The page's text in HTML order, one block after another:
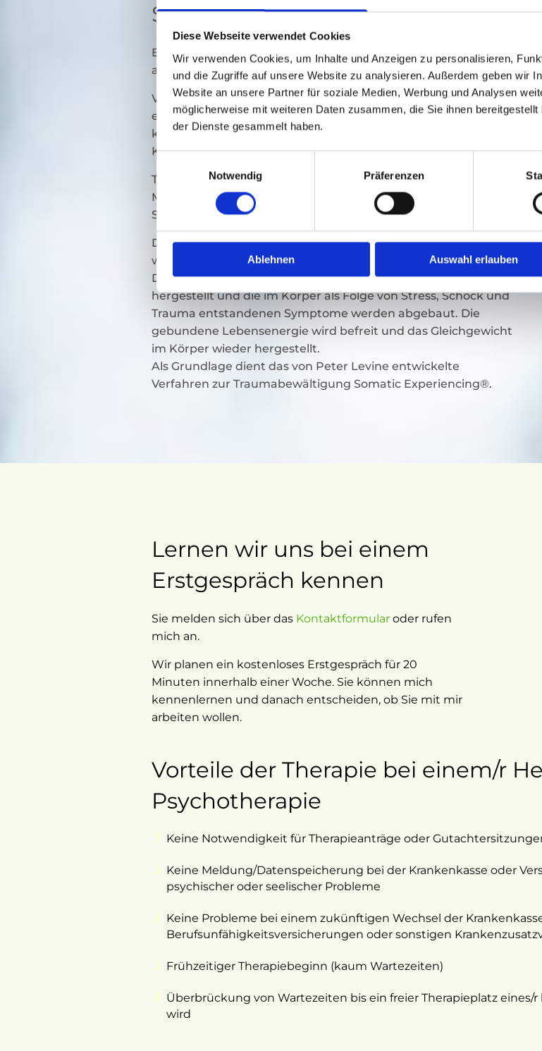
Diese Webseite verwendet Cookies
Wir verwenden Cookies, um Inhalte und Anzeigen zu personalisieren,
und die Zugriffe auf unsere Website zu analysieren. Außerdem geben wir
Website an unsere Partner für soziale Medien, Werbung und Analysen
möglicherweise mit weiteren Daten zusammen, die Sie ihnen
der Dienste gesammelt haben.
Notwendig
Präferenzen
Ablehnen Auswahl erlauben
SOMATIC EXPERIENCING® (SE)
Ein Trauma kann durch ein Ereignis in der Vergangenheit
ausgelöst worden sein, wie z.B.:
Verkehrsunfall, Sturz, Operation oder schwere Krankheit,
emotionale Verletzung, Verlust eines Menschen, seelischer oder
körperlicher Missbrauch, Vernachlässigung, Schock oder
Kriegserfahrung usw.
Traumatische Erfahrungen stecken im Nervensystem des
Menschen und nicht in dem Ereignis selbst. Körper, Geist und
Seele werden beeinträchtigt und die Lebensenergie erstarrt.
Die nicht verarbeiteten Anspannungen im Nervensystem
werden durch Somatic Experiencing® behutsam aufgedeckt.
Die natürliche Selbstregulation im Nervensystem wird wieder
hergestellt und die im Körper als Folge von Stress, Schock und
Trauma entstandenen Symptome werden abgebaut. Die
gebundene Lebensenergie wird befreit und das Gleichgewicht
im Körper wieder hergestellt.
Als Grundlage dient das von Peter Levine entwickelte
Verfahren zur Traumabewältigung Somatic Experiencing®.
Lernen wir uns bei einem
Erstgespräch kennen
Sie melden sich über das Kontaktformular oder rufen
mich an.
Wir planen ein kostenloses Erstgespräch für 20
Minuten innerhalb einer Woche. Sie können mich
kennenlernen und danach entscheiden, ob Sie mit mir
arbeiten wollen.
Vorteile der Therapie bei einem/r
Psychotherapie
Keine Notwendigkeit für Therapieanträge oder
Keine Meldung/Datenspeicherung bei der Krankenkasse oder
psychischer oder seelischer Probleme
Keine Probleme bei einem zukünftigen Wechsel der
Berufsunfähigkeitsversicherungen oder sonstigen
Frühzeitiger Therapiebeginn (kaum Wartezeiten)
Überbrückung von Wartezeiten bis ein freier Therapieplatz
wird